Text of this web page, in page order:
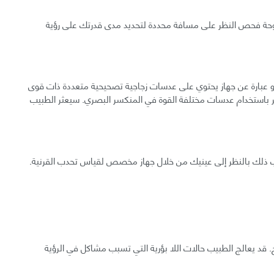
فحص النظر على مسافة محددة لتحديد مدى قدرتك على رؤية
عبارة عن جهاز يحتوي على عدسات زجاجية تصحيحية متعددة ذات قوى
عدسات مختلفة القوة في المنكسر البصري. سيعثر الطبيب
ذلك بالنظر إلى عينيك من خلال جهاز مخصص لقياس تحدب القرنية.
قد يعالج الطبيب حالات اللا بؤرية التي تسبب مشاكل في الرؤية